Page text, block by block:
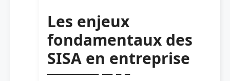
Les enjeux
fondamentaux des
SISA en entreprise